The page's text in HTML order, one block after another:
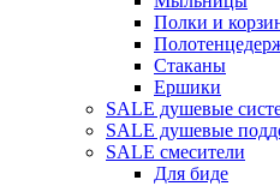
Полки и
Стаканы
Ершики
SALE душевые
SALE душевые
SALE смесители
Для биде